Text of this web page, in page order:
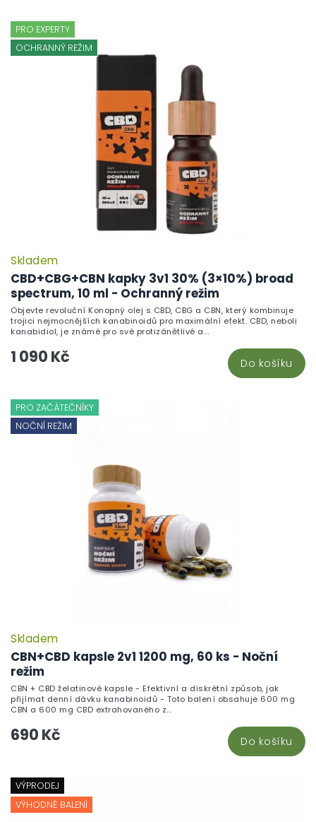
PRO EXPERTY
OCHRANNÝ REŽIM
CBD+CBG+CBN kapky 3v1 30% (3×10%) broad
spectrum, 10 ml - Ochranný režim
Skladem
1 090 Kč Do košíku
Objevte revoluční Konopný olej s CBD, CBG a CBN, který kombinuje
trojici nejmocnějších kanabinoidů pro maximální efekt. CBD, neboli
kanabidiol, je známé pro své protizánětlivé a...
PRO ZAČÁTEČNÍKY
NOČNÍ REŽIM
CBN+CBD kapsle 2v1 1200 mg, 60 ks - Noční
režim
Skladem
690 Kč Do košíku
CBN + CBD želatinové kapsle - Efektivní a diskrétní způsob, jak
přijímat denní dávku kanabinoidů - Toto balení obsahuje 600 mg
CBN a 600 mg CBD extrahovaného z...
VÝPRODEJ
VÝHODNÉ BALENÍ